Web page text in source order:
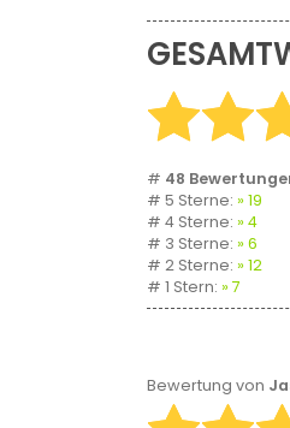
# 48
# 5 Sterne:
19
# 4 Sterne:
4
# 3 Sterne:
6
# 2 Sterne:
12
# 1 Stern:
7
Bewertung von